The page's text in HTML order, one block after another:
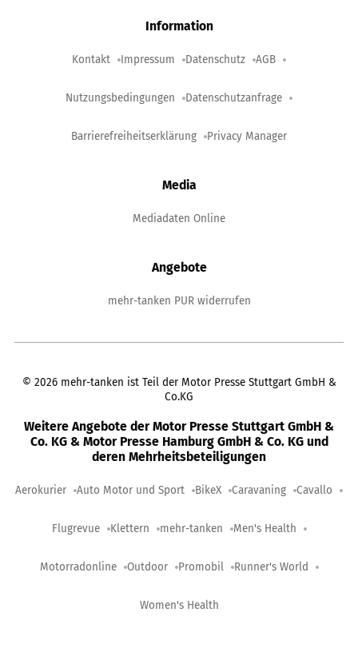
Information
Kontakt Impressum Datenschutz AGB
Nutzungsbedingungen Datenschutzanfrage
Barrierefreiheitserklärung Privacy Manager
Media
Mediadaten Online
Angebote
mehr-tanken PUR widerrufen
© 2026 mehr-tanken ist Teil der Motor Presse Stuttgart GmbH &
Co.KG
Weitere Angebote der Motor Presse Stuttgart GmbH &
Co. KG & Motor Presse Hamburg GmbH & Co. KG und
deren Mehrheitsbeteiligungen
Aerokurier Auto Motor und Sport BikeX Caravaning Cavallo
Flugrevue Klettern mehr-tanken Men's Health
Motorradonline Outdoor Promobil Runner's World
Women's Health